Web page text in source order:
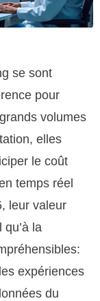
se sont
pour
volumes
elles
le coût
temps réel
leur valeur
la
expériences
du